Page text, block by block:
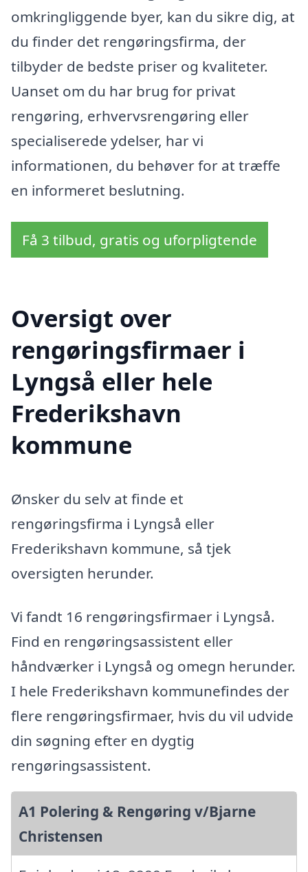
omkringliggende byer, kan du sikre dig, at
du finder det rengøringsfirma, der
tilbyder de bedste priser og kvaliteter.
Uanset om du har brug for privat
rengøring, erhvervsrengøring eller
specialiserede ydelser, har vi
informationen, du behøver for at træffe
en informeret beslutning.
Få 3 tilbud, gratis og uforpligtende
Oversigt over
rengøringsfirmaer i
Lyngså eller hele
Frederikshavn
kommune
Ønsker du selv at finde et
rengøringsfirma i Lyngså eller
Frederikshavn kommune, så tjek
oversigten herunder.
Vi fandt 16 rengøringsfirmaer i Lyngså.
Find en rengøringsassistent eller
håndværker i Lyngså og omegn herunder.
I hele Frederikshavn kommunefindes der
flere rengøringsfirmaer, hvis du vil udvide
din søgning efter en dygtig
rengøringsassistent.
A1 Polering & Rengøring v/Bjarne
Christensen